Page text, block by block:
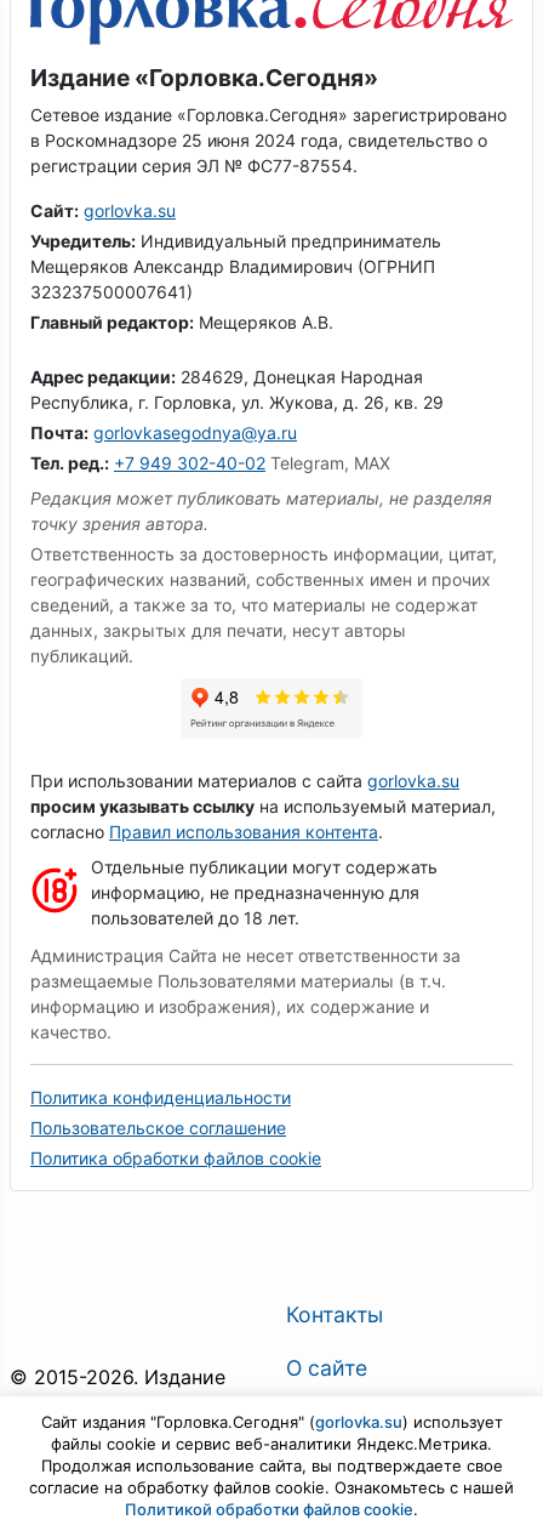
Издание «Горловка.Сегодня»
Сетевое издание «Горловка.Сегодня» зарегистрировано
в Роскомнадзоре 25 июня 2024 года, свидетельство о
регистрации серия ЭЛ № ФС77-87554.
Сайт: gorlovka.su
Учредитель: Индивидуальный предприниматель
Мещеряков Александр Владимирович (ОГРНИП
323237500007641)
Главный редактор: Мещеряков А.В.
Адрес редакции: 284629, Донецкая Народная
Республика, г. Горловка, ул. Жукова, д. 26, кв. 29
Почта: gorlovkasegodnya@ya.ru
Тел. ред.: +7 949 302-40-02 Telegram, MAX
Редакция может публиковать материалы, не разделяя
точку зрения автора.
Ответственность за достоверность информации, цитат,
географических названий, собственных имен и прочих
сведений, а также за то, что материалы не содержат
данных, закрытых для печати, несут авторы
публикаций.
При использовании материалов с сайта gorlovka.su
просим указывать ссылку на используемый материал,
согласно Правил использования контента.
Отдельные публикации могут содержать
информацию, не предназначенную для
пользователей до 18 лет.
Администрация Сайта не несет ответственности за
размещаемые Пользователями материалы (в т.ч.
информацию и изображения), их содержание и
качество.
Политика конфиденциальности
Пользовательское соглашение
Политика обработки файлов cookie
© 2015-2026. Издание
права защищены.
Поиск по сайту
Контакты
О сайте
О газете
Предложить новость
Сайт издания "Горловка.Сегодня" (gorlovka.su) использует
файлы cookie и сервис веб-аналитики Яндекс.Метрика.
Продолжая использование сайта, вы подтверждаете свое
согласие на обработку файлов cookie. Ознакомьтесь с нашей
Политикой обработки файлов cookie.